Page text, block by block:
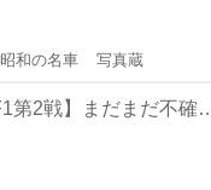
昭和の名車 写真蔵
【F1第2戦】まだまだ不確定要素は多いが、4強